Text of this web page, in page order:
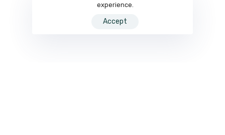
experience.
Accept